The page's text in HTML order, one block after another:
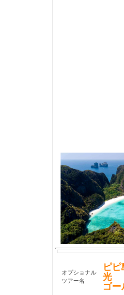
オプショナル
ツアー名
ピ
光
ゴー